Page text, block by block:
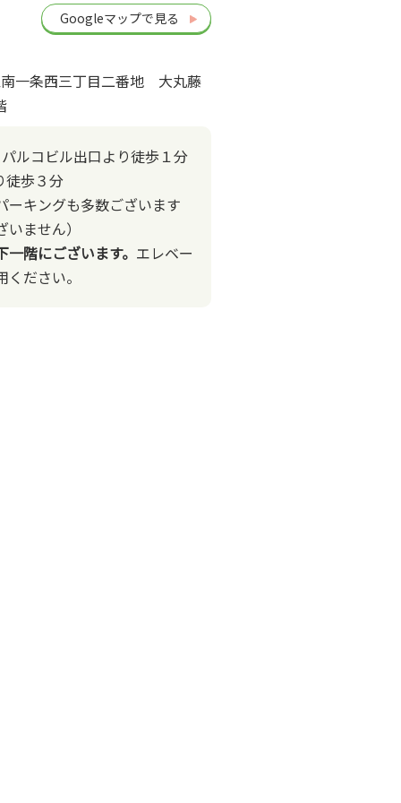
Googleマップで見る
一条西三丁目二番地 大丸藤
ルコビル出口より徒歩１分
徒歩３分
ーキングも多数ございます
ません）
階にございます。 エレベー
ださい。